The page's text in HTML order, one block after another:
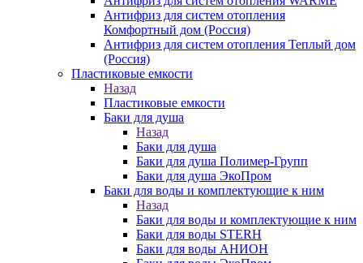
Антифриз для систем отопления
Комфортный дом (Россия)
Антифриз для систем отопления Теплый дом
(Россия)
Пластиковые емкости
Назад
Пластиковые емкости
Баки для душа
Назад
Баки для душа
Баки для душа Полимер-Групп
Баки для душа ЭкоПром
Баки для воды и комплектующие к ним
Назад
Баки для воды и комплектующие к ним
Баки для воды STERH
Баки для воды АНИОН